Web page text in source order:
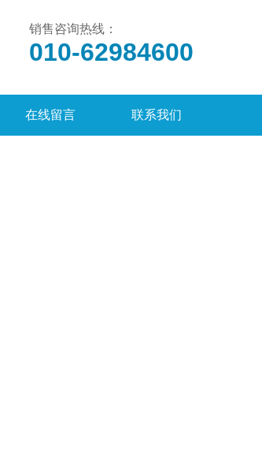
销售咨询热线：
010-62984600
在线留言 联系我们